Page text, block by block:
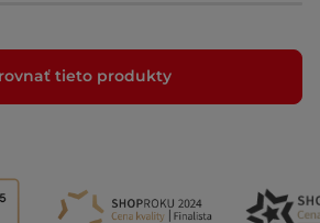
tieto produkty